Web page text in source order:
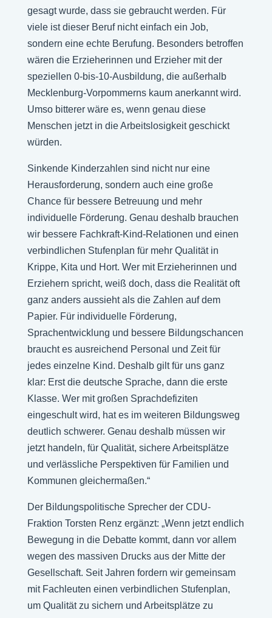
gesagt wurde, dass sie gebraucht werden. Für
viele ist dieser Beruf nicht einfach ein Job,
sondern eine echte Berufung. Besonders betroffen
wären die Erzieherinnen und Erzieher mit der
speziellen 0-bis-10-Ausbildung, die außerhalb
Mecklenburg-Vorpommerns kaum anerkannt wird.
Umso bitterer wäre es, wenn genau diese
Menschen jetzt in die Arbeitslosigkeit geschickt
würden.
Sinkende Kinderzahlen sind nicht nur eine
Herausforderung, sondern auch eine große
Chance für bessere Betreuung und mehr
individuelle Förderung. Genau deshalb brauchen
wir bessere Fachkraft-Kind-Relationen und einen
verbindlichen Stufenplan für mehr Qualität in
Krippe, Kita und Hort. Wer mit Erzieherinnen und
Erziehern spricht, weiß doch, dass die Realität oft
ganz anders aussieht als die Zahlen auf dem
Papier. Für individuelle Förderung,
Sprachentwicklung und bessere Bildungschancen
braucht es ausreichend Personal und Zeit für
jedes einzelne Kind. Deshalb gilt für uns ganz
klar: Erst die deutsche Sprache, dann die erste
Klasse. Wer mit großen Sprachdefiziten
eingeschult wird, hat es im weiteren Bildungsweg
deutlich schwerer. Genau deshalb müssen wir
jetzt handeln, für Qualität, sichere Arbeitsplätze
und verlässliche Perspektiven für Familien und
Kommunen gleichermaßen.“
Der Bildungspolitische Sprecher der CDU-
Fraktion Torsten Renz ergänzt: „Wenn jetzt endlich
Bewegung in die Debatte kommt, dann vor allem
wegen des massiven Drucks aus der Mitte der
Gesellschaft. Seit Jahren fordern wir gemeinsam
mit Fachleuten einen verbindlichen Stufenplan,
um Qualität zu sichern und Arbeitsplätze zu